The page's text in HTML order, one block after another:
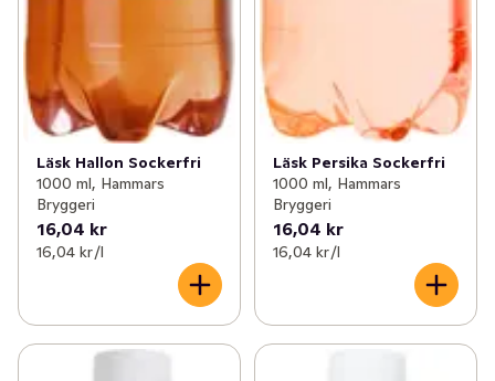
Läsk Hallon Sockerfri
1000 ml, Hammars
Bryggeri
16,04 kr
16,04 kr /l
Läsk Persika Sockerfri
1000 ml, Hammars
Bryggeri
16,04 kr
16,04 kr /l